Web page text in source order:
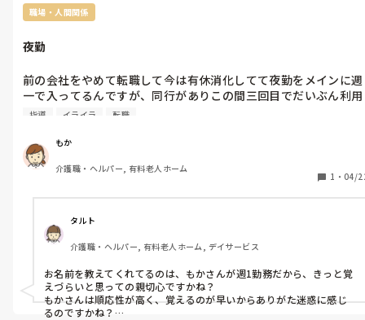
す。お大事になさってくださいね
職場・人間関係
夜勤
前の会社をやめて転職して今は有休消化してて夜勤をメインに週
一で入ってるんですが、同行がありこの間三回目でだいぶん利用
者の名前も覚えて業務をこなしてたんですが、同行で指導する人
それでイライラしててそのあともずっと言ってくるものだからイ
ライラしてたけど親切心で言ってくれてるんだろうけどありがた
迷惑だった。そして配膳下膳も指導する人は手伝うことなく口だ
指導 イライラ 転職
もか
介護職・ヘルパー, 有料老人ホーム
1 ・ 04/
タルト
介護職・ヘルパー, 有料老人ホーム, デイサービス
お名前を教えてくれてるのは、もかさんが週1勤務だから、きっと覚
えづらいと思っての親切心ですかね？
もかさんは順応性が高く、覚えるのが早いからありがた迷惑に感じ
るのですかね？